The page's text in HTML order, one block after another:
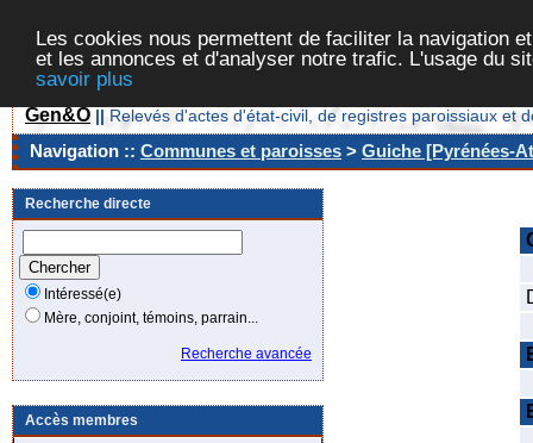
Les cookies nous permettent de faciliter la navigation
et les annonces et d'analyser notre trafic. L'usage du
savoir plus
Gen&O || Relevés d'actes d'état-civil, de registres paroissiaux et
Navigation :: Communes et paroisses > Guiche [Pyrénées-
Recherche directe
Intéressé(e)
Mère, conjoint, témoins, parrain...
Recherche avancée
Accès membres